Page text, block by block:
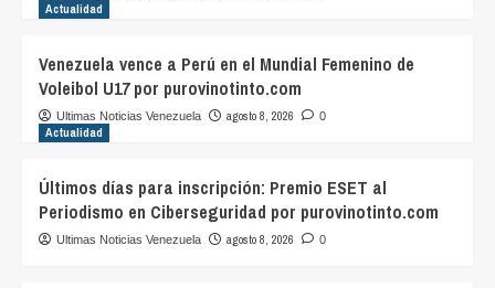
Actualidad
Venezuela vence a Perú en el Mundial Femenino de
Voleibol U17 por purovinotinto.com
Ultimas Noticias Venezuela agosto 8, 2026 0
Actualidad
Últimos días para inscripción: Premio ESET al
Periodismo en Ciberseguridad por purovinotinto.com
Ultimas Noticias Venezuela agosto 8, 2026 0